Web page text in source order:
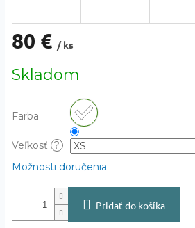
80 € / ks
cena:
Skladom
Farba
Veľkosť ?
Možnosti doručenia
Pridať do košíka